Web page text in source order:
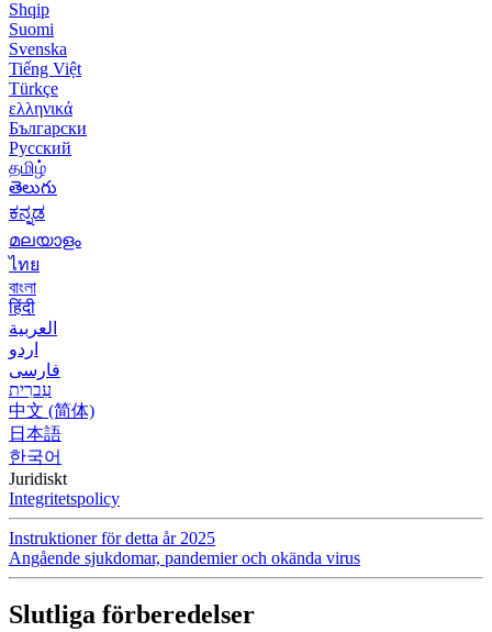
Shqip
Suomi
Svenska
Tiếng Việt
Türkçe
ελληνικά
Български
Русский
தமிழ்
తెలుగు
ಕನ್ನಡ
മലയാളം
ไทย
বাংলা
हिंदी
العربية
اردو
فارسی
עִברִית
中文 (简体)
日本語
한국어
Juridiskt
Integritetspolicy
Instruktioner för detta år 2025
Angående sjukdomar, pandemier och okända virus
Slutliga förberedelser